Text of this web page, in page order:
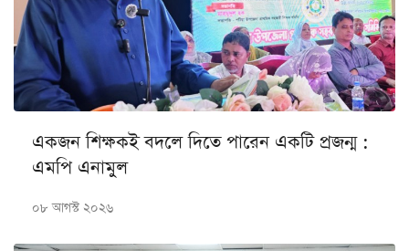
একজন শিক্ষকই বদলে দিতে পারেন একটি প্রজন্ম :
এমপি এনামুল
০৮ আগস্ট ২০২৬